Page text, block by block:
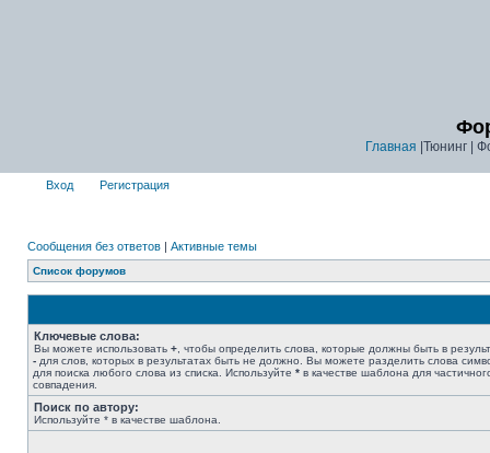
Главная |Тюнинг |
Вход Регистрация
Сообщения без ответов | Активные темы
Список форумов
Ключевые слова:
Вы можете использовать + , чтобы определить слова, которые должны быть в
- для слов, которых в результатах быть не должно. Вы можете разделить слова
для поиска любого слова из списка. Используйте * в качестве шаблона для
совпадения.
Поиск по автору:
Используйте * в качестве шаблона.